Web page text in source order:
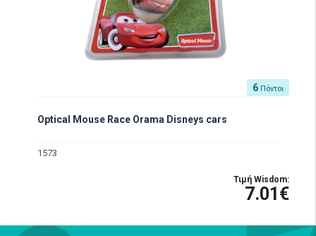
6 Πόντοι
Optical Mouse Race Orama Disneys cars
1573
Τιμή Wisdom:
7.01€